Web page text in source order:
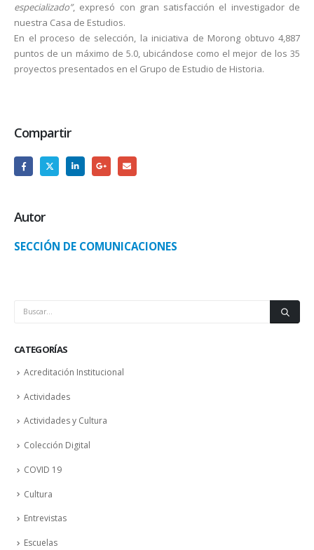
especializado”, expresó con gran satisfacción el investigador de
nuestra Casa de Estudios.
En el proceso de selección, la iniciativa de Morong obtuvo 4,887
puntos de un máximo de 5.0, ubicándose como el mejor de los 35
proyectos presentados en el Grupo de Estudio de Historia.
Compartir
Autor
SECCIÓN DE COMUNICACIONES
CATEGORÍAS
Acreditación Institucional
Actividades
Actividades y Cultura
Colección Digital
COVID 19
Cultura
Entrevistas
Escuelas